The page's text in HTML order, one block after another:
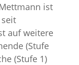
ist
auf weitere
(Stufe
(Stufe 1)